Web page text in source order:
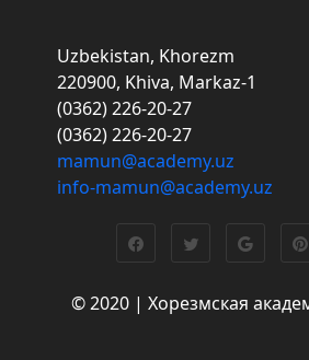
Uzbekistan, Khorezm
220900, Khiva, Markaz-1
(0362) 226-20-27
(0362) 226-20-27
mamun@academy.uz
info-mamun@academy.uz
© 2020 | Хорезмская